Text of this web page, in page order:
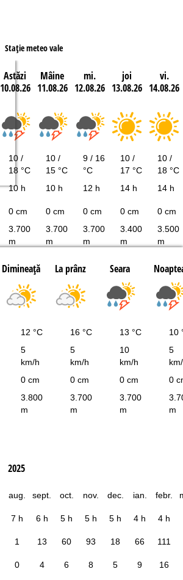
Staţie meteo vale
Astăzi
10.08.26
Mâine
11.08.26
mi.
12.08.26
joi
13.08.26
vi.
14.08.26
10 /
18 °C
10 /
15 °C
9 / 16
°C
10 /
17 °C
10 /
18 °C
10 h 10 h 12 h 14 h 14 h
0 cm 0 cm 0 cm 0 cm 0 cm
3.700
m
3.700
m
3.700
m
3.400
m
3.500
m
Dimineaţă La prânz Seara
12 °C 16 °C 13 °C 10
5
km/h
5
km/h
10
km/h
5
0 cm 0 cm 0 cm 0
3.800
m
3.700
m
3.700
m
m
2025
aug. sept. oct. nov. dec. ian. febr.
7 h 6 h 5 h 5 h 5 h 4 h 4 h
1 13 60 93 18 66 111
0 4 6 8 5 9 16